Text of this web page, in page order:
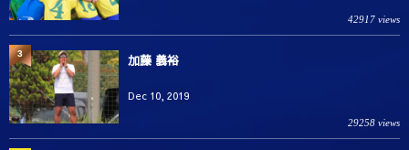
42917 views
加藤 義裕
Dec 10, 2019
29258 views
3